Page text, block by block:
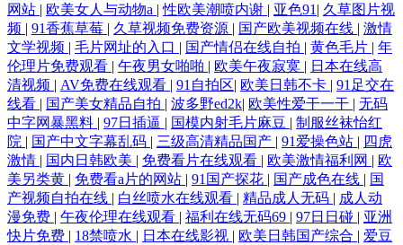
网站 | 欧美女人与动物a |性欧美潮喷内谢 | 亚色91 | 久草图片视
频 | 91香蕉草莓 | 久草视频免费资源 | 国产欧美视频在线 | 激情
文学视频 | 毛片网址的入口 | 国产情侣在线自拍 | 黄色毛片 | 年
伦理片免费观看 | 午夜男女啪啪 | 欧美午夜寂寞 | 日本在线高
清视频 | AV免费在线观看 | 91自拍区| 欧美日韩不卡 | 91足交在
线看 | 国产美女精品自拍 | 波多野ed2k| 欧美性爱干一干 | 无码
中字网暴黑料 | 97日插逼 | 国模内射毛片麻豆 | 制服丝袜怡红
院 | 国产中文字幕乱码 | 三级高清精品国产 | 91爱操色站 | 四虎
激情 | 国内日韩欧美 | 免费看片在线观看 | 欧美激情福利网 | 欧
美另类黄 | 免费看a片的网站 | 91国产探花 | 国产成色在线 | 国
产视频自拍在线 | 白丝喷水在线观看 | 精品成人无码 | 成人动
漫免费 | 午夜伦理在线观看 | 福利在线无码69 | 97日日碰 | 亚洲
快片免费 | 18禁喷水 | 日本在线影视 | 欧美日韩国产综合 | 爱豆